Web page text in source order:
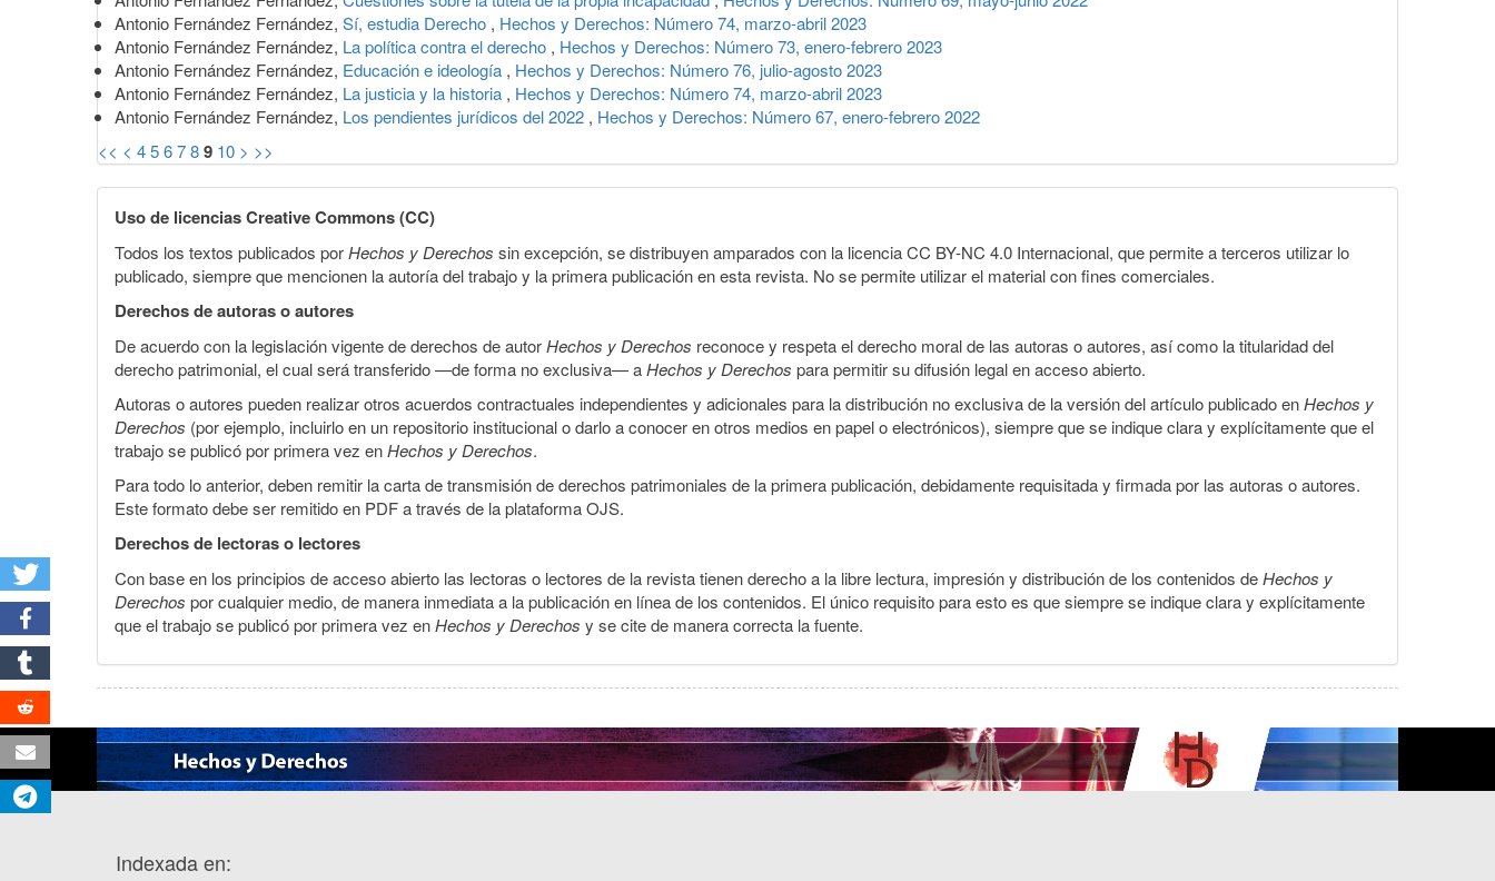
Antonio Fernández Fernández, Sí, estudia Derecho , Hechos y Derechos: Número 74, marzo-abril 2023
Antonio Fernández Fernández, La política contra el derecho , Hechos y Derechos: Número 73, enero-febrero 2023
Antonio Fernández Fernández, Educación e ideología , Hechos y Derechos: Número 76, julio-agosto 2023
Antonio Fernández Fernández, La justicia y la historia , Hechos y Derechos: Número 74, marzo-abril 2023
Antonio Fernández Fernández, Los pendientes jurídicos del 2022 , Hechos y Derechos: Número 67, enero-febrero 2022
<< < 456789 10 > >>
Uso de licencias Creative Commons (CC)
Todos los textos publicados porHechos y Derechos sin excepción, se distribuyen amparados con la licencia CC BY-NC 4.0 Internacional, que permite a terceros utilizar lo
publicado, siempre que mencionen la autoría del trabajo y la primera publicación en esta revista. No se permite utilizar el material con fines comerciales.
Derechos de autoras o autores
De acuerdo con la legislación vigente de derechos de autorHechos y Derechos reconoce y respeta el derecho moral de las autoras o autores, así como la titularidad del
derecho patrimonial, el cual será transferido —de forma no exclusiva— aHechos y Derechos para permitir su difusión legal en acceso abierto.
Autoras o autores pueden realizar otros acuerdos contractuales independientes y adicionales para la distribución no exclusiva de la versión del artículo publicado enHechos y
Derechos (por ejemplo, incluirlo en un repositorio institucional o darlo a conocer en otros medios en papel o electrónicos), siempre que se indique clara y explícitamente que el
trabajo se publicó por primera vez enHechos y Derechos.
Para todo lo anterior, deben remitir la carta de transmisión de derechos patrimoniales de la primera publicación, debidamente requisitada y firmada por las autoras o autores.
Este formato debe ser remitido en PDF a través de la plataforma OJS.
Derechos de lectoras o lectores
Con base en los principios de acceso abierto las lectoras o lectores de la revista tienen derecho a la libre lectura, impresión y distribución de los contenidos deHechos y
Derechos por cualquier medio, de manera inmediata a la publicación en línea de los contenidos. El único requisito para esto es que siempre se indique clara y explícitamente
que el trabajo se publicó por primera vez enHechos y Derechos y se cite de manera correcta la fuente.
Indexada en: